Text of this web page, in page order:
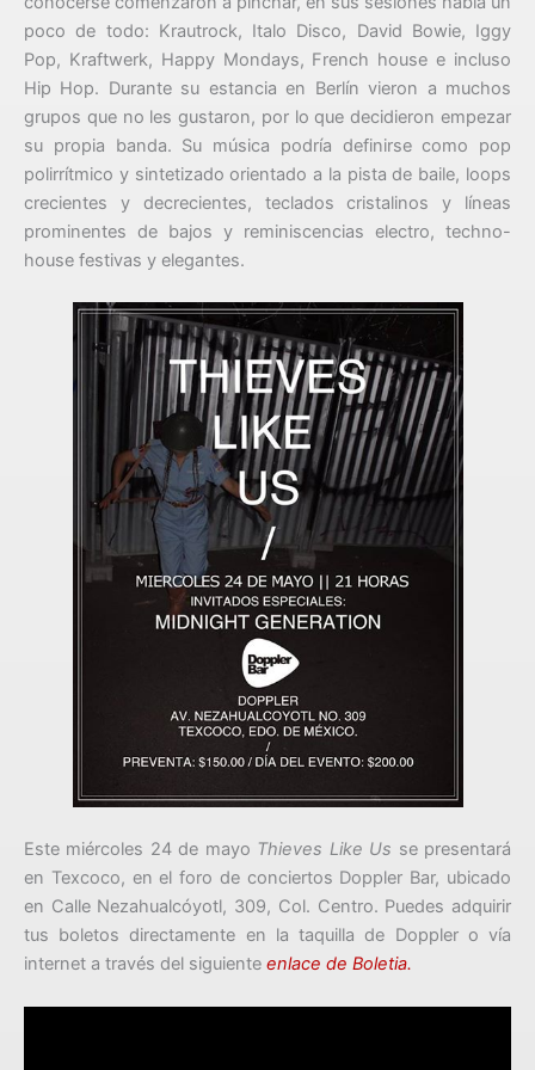
poco de todo: Krautrock, Italo Disco, David Bowie, Iggy
Pop, Kraftwerk, Happy Mondays, French house e incluso
Hip Hop. Durante su estancia en Berlín vieron a muchos
grupos que no les gustaron, por lo que decidieron empezar
su propia banda. Su música podría definirse como pop
polirrítmico y sintetizado orientado a la pista de baile, loops
crecientes y decrecientes, teclados cristalinos y líneas
prominentes de bajos y reminiscencias electro, techno-
house festivas y elegantes.
Este miércoles 24 de mayo Thieves Like Us se presentará
en Texcoco, en el foro de conciertos Doppler Bar, ubicado
en Calle Nezahualcóyotl, 309, Col. Centro. Puedes adquirir
tus boletos directamente en la taquilla de Doppler o vía
internet a través del siguiente enlace de Boletia.